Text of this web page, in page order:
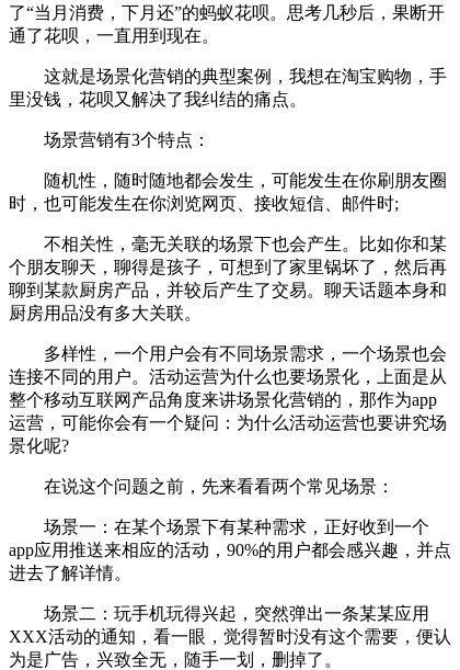
了“当月消费，下月还”的蚂蚁花呗。思考几秒后，果断开
通了花呗，一直用到现在。
这就是场景化营销的典型案例，我想在淘宝购物，手
里没钱，花呗又解决了我纠结的痛点。
场景营销有3个特点：
随机性，随时随地都会发生，可能发生在你刷朋友圈
时，也可能发生在你浏览网页、接收短信、邮件时;
不相关性，毫无关联的场景下也会产生。比如你和某
个朋友聊天，聊得是孩子，可想到了家里锅坏了，然后再
聊到某款厨房产品，并较后产生了交易。聊天话题本身和
厨房用品没有多大关联。
多样性，一个用户会有不同场景需求，一个场景也会
连接不同的用户。活动运营为什么也要场景化，上面是从
整个移动互联网产品角度来讲场景化营销的，那作为app
运营，可能你会有一个疑问：为什么活动运营也要讲究场
景化呢?
在说这个问题之前，先来看看两个常见场景：
场景一：在某个场景下有某种需求，正好收到一个
app应用推送来相应的活动，90%的用户都会感兴趣，并点
进去了解详情。
场景二：玩手机玩得兴起，突然弹出一条某某应用
XXX活动的通知，看一眼，觉得暂时没有这个需要，便认
为是广告，兴致全无，随手一划，删掉了。